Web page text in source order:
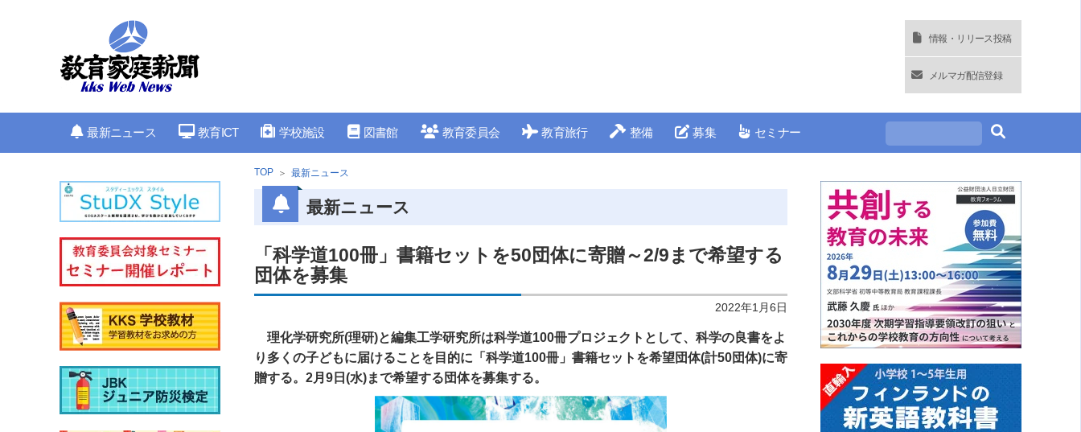
情報・リリース投稿
メルマガ配信登録
最新ニュース 教育ICT 学校施設 図書館 教育委員会 教育旅行 整備 募集 セミナー
TOP 最新ニュース
最新ニュース
「科学道100冊」書籍セットを50団体に寄贈～2/9まで希望する
団体を募集
2022年1月6日
理化学研究所(理研)と編集工学研究所は科学道100冊プロジェクトとして、科学の良書をよ
り多くの子どもに届けることを目的に「科学道100冊」書籍セットを希望団体(計50団体)に寄
贈する。2月9日(水)まで希望する団体を募集する。